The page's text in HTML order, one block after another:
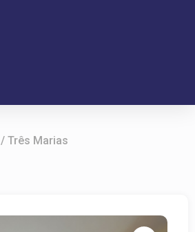
/ Três Marias